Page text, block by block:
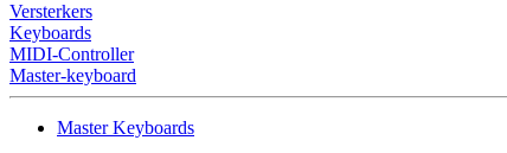
Versterkers
Keyboards
MIDI-Controller
Master-keyboard
Master Keyboards